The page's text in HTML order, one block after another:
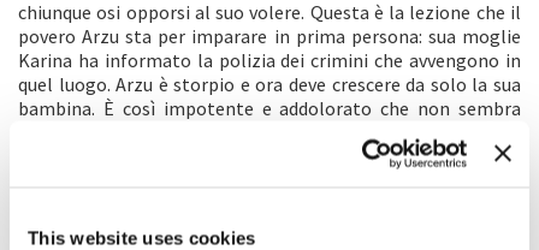
This website uses cookies
chiunque osi opporsi al suo volere. Questa è la lezione che il
povero Arzu sta per imparare in prima persona: sua moglie
Karina ha informato la polizia dei crimini che avvengono in
quel luogo. Arzu è storpio e ora deve crescere da solo la sua
bambina. È così impotente e addolorato che non sembra
sua ala e gli offre un posto come guardiano in un cantiere.
lealtà di Arzu: verso il suo capo o verso l’idea di giustizia?